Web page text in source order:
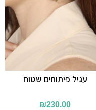
עגיל פיתוחים שטוח
₪230.00